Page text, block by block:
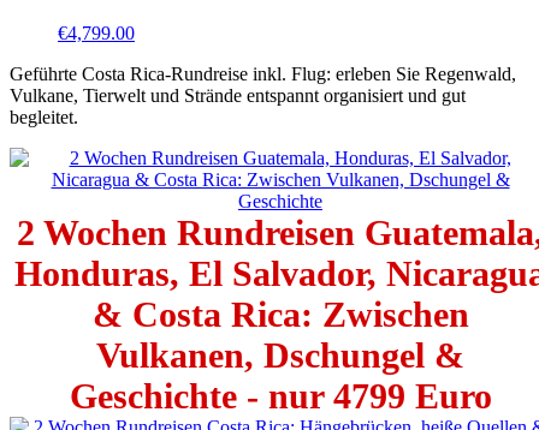
€4,799.00
Geführte Costa Rica-Rundreise inkl. Flug: erleben Sie Regenwald,
Vulkane, Tierwelt und Strände entspannt organisiert und gut
begleitet.
2 Wochen Rundreisen
Honduras, El Salvador,
& Costa Rica: Zwischen
Vulkanen, Dschungel &
Geschichte - nur 4799 Euro